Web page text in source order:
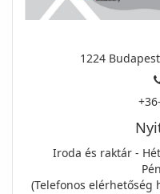
1224
Iroda és raktár -
(Telefonos elérhetőség